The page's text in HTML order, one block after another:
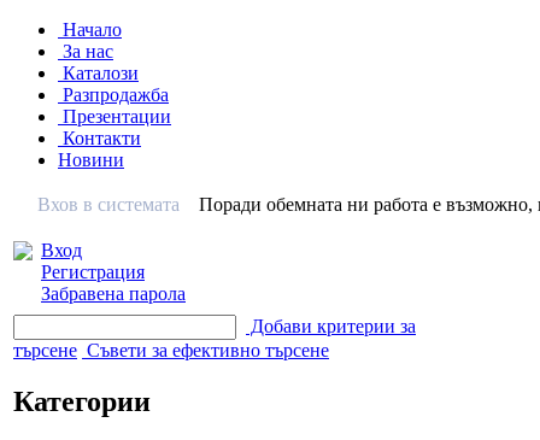
Начало
За нас
Каталози
Разпродажба
Презентации
Контакти
Новини
Вхов в системата
Вход
Регистрация
Забравена парола
Поради обемната ни работа е
Добави критерии за
търсене Съвети за ефективно търсене
Категории